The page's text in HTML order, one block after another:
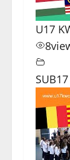
U17
8